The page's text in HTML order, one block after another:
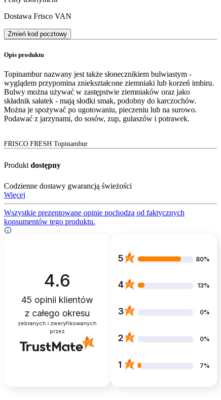
Dostawa Frisco VAN
Zmień kod pocztowy
Opis produktu
Topinambur nazwany jest także słonecznikiem bulwiastym -
wyglądem przypomina zniekształcone ziemniaki lub korzeń imbiru.
Bulwy można używać w zastępstwie ziemniaków oraz jako
składnik sałatek - mają słodki smak, podobny do karczochów.
Można je spożywać po ugotowaniu, pieczeniu lub na surowo.
Podawać z jarzynami, do sosów, zup, gulaszów i potrawek.
FRISCO FRESH Topinambur
Produkt dostępny
Codzienne dostawy gwarancją świeżości
Więcej
Wszystkie prezentowane opinie pochodzą od faktycznych
konsumentów tego produktu.
4.6
45 opinii klientów
z całego okresu
zebranych i zweryfikowanych
przez
5 80%
4 13%
3 0%
2 0%
1 7%